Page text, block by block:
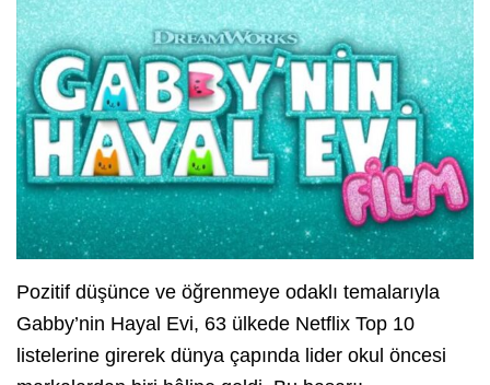
Pozitif düşünce ve öğrenmeye odaklı temalarıyla
Gabby’nin Hayal Evi, 63 ülkede Netflix Top 10
listelerine girerek dünya çapında lider okul öncesi